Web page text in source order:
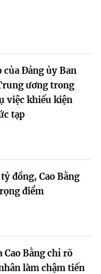
Đảng ủy Ban
ương trong
việc khiếu kiện
tạp
đồng, Cao Bằng
điểm
Cao Bằng chỉ rõ
làm chậm tiến